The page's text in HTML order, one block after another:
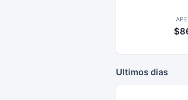
Ultimos dias